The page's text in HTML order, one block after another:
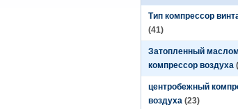
Тип компрессор
(41)
Затопленный маслом
компрессор воздуха
центробежный
воздуха (23)